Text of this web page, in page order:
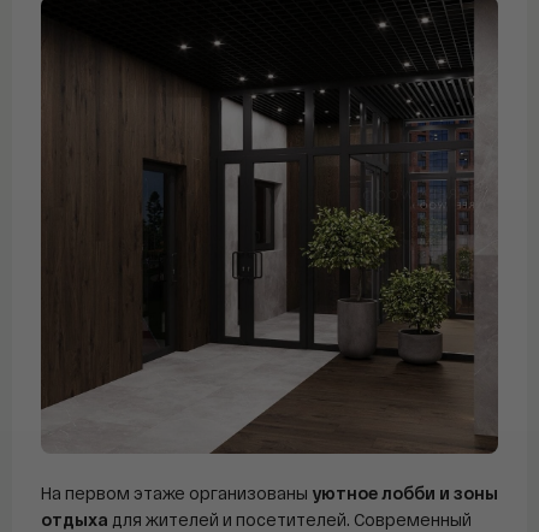
На первом этаже организованы уютное лобби и зоны
отдыха для жителей и посетителей. Современный